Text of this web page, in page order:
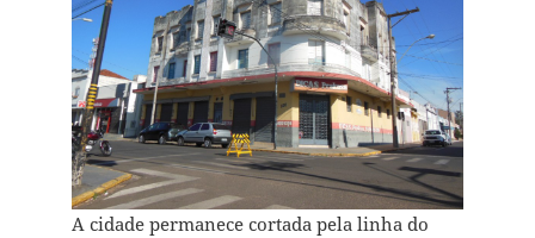
A cidade permanece cortada pela linha do